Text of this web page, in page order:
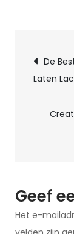
De
Laten
Geef
Het e-